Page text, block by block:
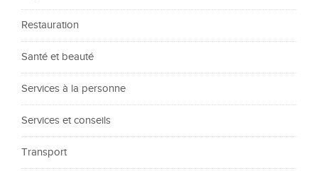
Restauration
Santé et beauté
Services à la personne
Services et conseils
Transport